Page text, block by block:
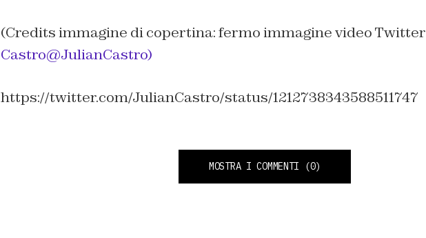
(Credits immagine di copertina: fermo immagine video Twitter
Castro‏@JulianCastro)
https://twitter.com/JulianCastro/status/1212738343588511747
MOSTRA I COMMENTI (0)